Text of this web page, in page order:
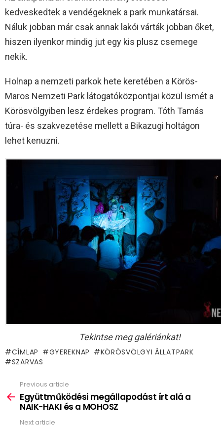
kedveskedtek a vendégeknek a park munkatársai.
Náluk jobban már csak annak lakói várták jobban őket,
hiszen ilyenkor mindig jut egy kis plusz csemege
nekik.
Holnap a nemzeti parkok hete keretében a Körös-
Maros Nemzeti Park látogatóközpontjai közül ismét a
Körösvölgyiben lesz érdekes program. Tóth Tamás
túra- és szakvezetése mellett a Bikazugi holtágon
lehet kenuzni.
Tekintse meg galériánkat!
CÍMLAP GYEREKNAP
KÖRÖSVÖLGYI ÁLLATPARK
SZARVAS
more
Previous article
Együttműködési megállapodást írt alá a
NAIK-HAKI és a MOHOSZ
Next article